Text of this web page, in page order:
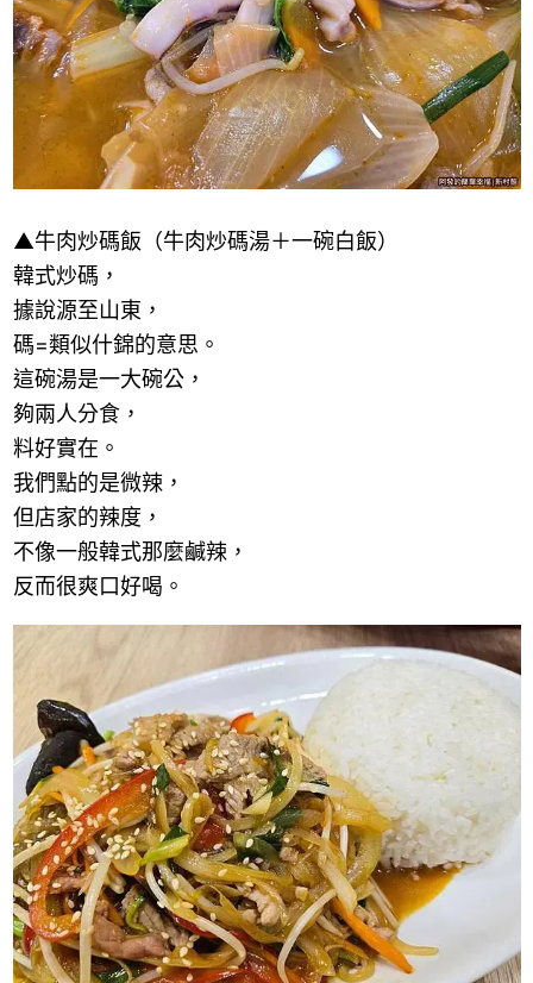
▲牛肉炒碼飯（牛肉炒碼湯＋一碗白飯）
韓式炒碼，
據說源至山東，
碼=類似什錦的意思。
這碗湯是一大碗公，
夠兩人分食，
料好實在。
我們點的是微辣，
但店家的辣度，
不像一般韓式那麼鹹辣，
反而很爽口好喝。